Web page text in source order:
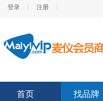
登录 注册
首页 找品牌